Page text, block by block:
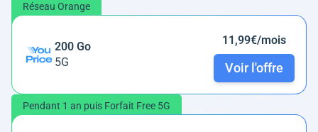
Réseau Orange
200 Go
5G
11,99€/mois
Voir l'offre
Pendant 1 an puis Forfait Free 5G